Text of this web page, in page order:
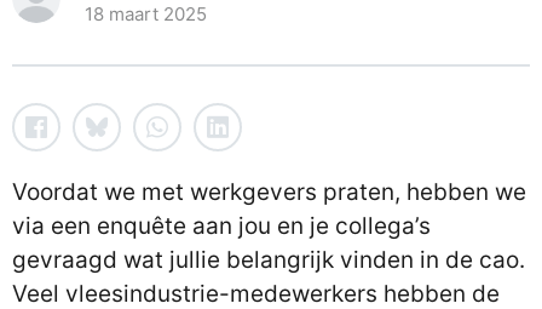
18 maart 2025
Voordat we met werkgevers praten, hebben we
via een enquête aan jou en je collega’s
gevraagd wat jullie belangrijk vinden in de cao.
Veel vleesindustrie-medewerkers hebben de